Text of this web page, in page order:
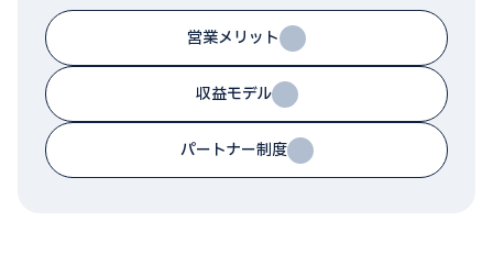
営業メリット
収益モデル
パートナー制度